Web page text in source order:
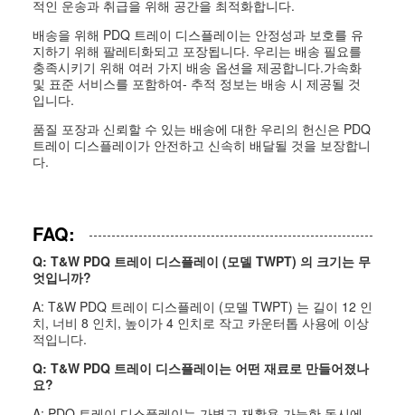
적인 운송과 취급을 위해 공간을 최적화합니다.
배송을 위해 PDQ 트레이 디스플레이는 안정성과 보호를 유
지하기 위해 팔레티화되고 포장됩니다. 우리는 배송 필요를
충족시키기 위해 여러 가지 배송 옵션을 제공합니다.가속화
및 표준 서비스를 포함하여- 추적 정보는 배송 시 제공될 것
입니다.
품질 포장과 신뢰할 수 있는 배송에 대한 우리의 헌신은 PDQ
트레이 디스플레이가 안전하고 신속히 배달될 것을 보장합니
다.
FAQ:
Q: T&W PDQ 트레이 디스플레이 (모델 TWPT) 의 크기는 무
엇입니까?
A: T&W PDQ 트레이 디스플레이 (모델 TWPT) 는 길이 12 인
치, 너비 8 인치, 높이가 4 인치로 작고 카운터톱 사용에 이상
적입니다.
Q: T&W PDQ 트레이 디스플레이는 어떤 재료로 만들어졌나
요?